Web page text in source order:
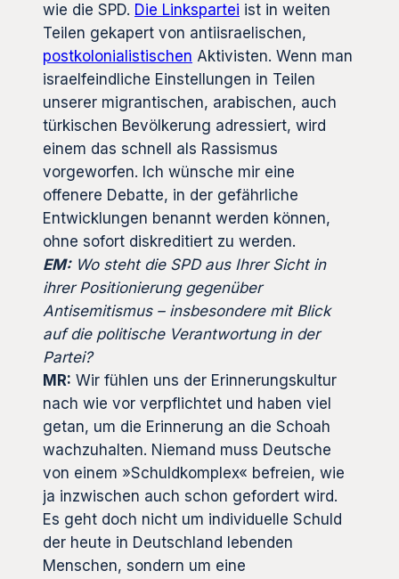
wie die SPD. Die Linkspartei ist in weiten
Teilen gekapert von antiisraelischen,
postkolonialistischen Aktivisten. Wenn man
israelfeindliche Einstellungen in Teilen
unserer migrantischen, arabischen, auch
türkischen Bevölkerung adressiert, wird
einem das schnell als Rassismus
vorgeworfen. Ich wünsche mir eine
offenere Debatte, in der gefährliche
Entwicklungen benannt werden können,
ohne sofort diskreditiert zu werden.
EM:Wo steht die SPD aus Ihrer Sicht in
ihrer Positionierung gegenüber
Antisemitismus – insbesondere mit Blick
auf die politische Verantwortung in der
Partei?
MR: Wir fühlen uns der Erinnerungskultur
nach wie vor verpflichtet und haben viel
getan, um die Erinnerung an die Schoah
wachzuhalten. Niemand muss Deutsche
von einem »Schuldkomplex« befreien, wie
ja inzwischen auch schon gefordert wird.
Es geht doch nicht um individuelle Schuld
der heute in Deutschland lebenden
Menschen, sondern um eine